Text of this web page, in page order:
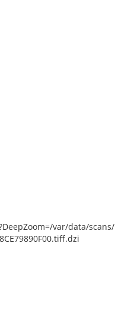
var/data/scans/